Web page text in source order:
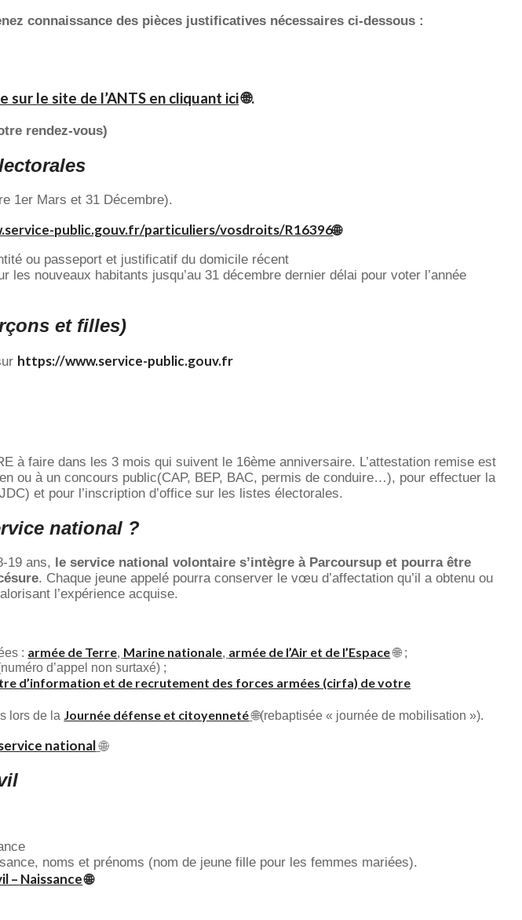
connaissance des pièces justificatives nécessaires ci-dessous :
sur le site de l’ANTS en cliquant ici🌐.
rendez-vous)
1er Mars et 31 Décembre).
public.gouv.fr/particuliers/vosdroits/R16396🌐
ou passeport et justificatif du domicile récent
les nouveaux habitants jusqu’au 31 décembre dernier délai pour voter l’année
et filles)
https://www.service-public.gouv.fr
à faire dans les 3 mois qui suivent le 16ème anniversaire. L’attestation remise est
ou à un concours public(CAP, BEP, BAC, permis de conduire…), pour effectuer la
et pour l’inscription d’office sur les listes électorales.
national ?
19 ans, le service national volontaire s’intègre à Parcoursup et pourra être
. Chaque jeune appelé pourra conserver le vœu d’affectation qu’il a obtenu ou
l’expérience acquise.
: armée de Terre, Marine nationale, armée de l’Air et de l’Espace🌐 ;
d’appel non surtaxé) ;
d’information et de recrutement des forces armées (cirfa) de votre
lors de la Journée défense et citoyenneté 🌐(rebaptisée « journée de mobilisation »).
national 🌐
noms et prénoms (nom de jeune fille pour les femmes mariées).
– Naissance🌐